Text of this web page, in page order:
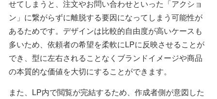
せてしまうと、注文やお問い合わせといった「アクショ
ン」に繋がらずに離脱する要因になってしまう可能性が
あるためです。デザインは比較的自由度が高いケースも
多いため、依頼者の希望を柔軟にLPに反映させることが
でき、型に左右されることなくブランドイメージや商品
の本質的な価値を大切にすることができます。
また、LP内で閲覧が完結するため、作成者側が意図した